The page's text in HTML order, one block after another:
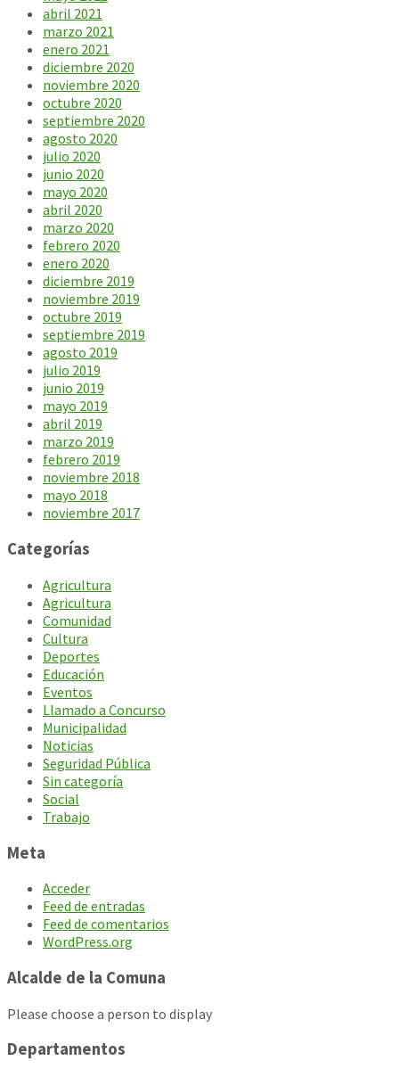
abril 2021
marzo 2021
enero 2021
diciembre 2020
noviembre 2020
octubre 2020
septiembre 2020
agosto 2020
julio 2020
junio 2020
mayo 2020
abril 2020
marzo 2020
febrero 2020
enero 2020
diciembre 2019
noviembre 2019
octubre 2019
septiembre 2019
agosto 2019
julio 2019
junio 2019
mayo 2019
abril 2019
marzo 2019
febrero 2019
noviembre 2018
mayo 2018
noviembre 2017
Categorías
Agricultura
Agricultura
Comunidad
Cultura
Deportes
Educación
Eventos
Llamado a Concurso
Municipalidad
Noticias
Seguridad Pública
Sin categoría
Social
Trabajo
Meta
Acceder
Feed de entradas
Feed de comentarios
WordPress.org
Alcalde de la Comuna
Please choose a person to display
Departamentos